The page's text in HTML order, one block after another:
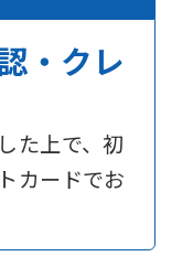
・クレ
た上で、初
カードでお